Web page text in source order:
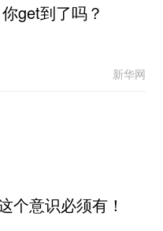
get到了吗？
新华网
个意识必须有！